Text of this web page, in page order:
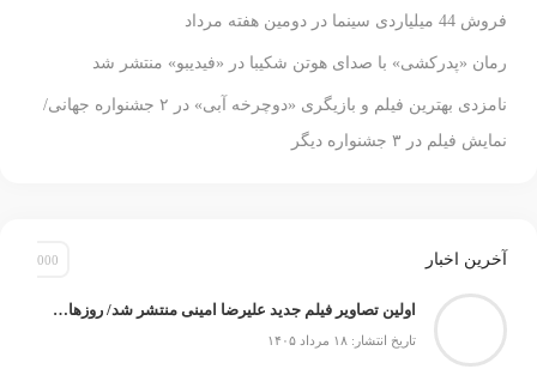
فروش 44 میلیاردی سینما در دومین هفته مرداد
رمان «پدرکشی» با صدای هوتن شکیبا در «فیدیبو» منتشر شد
نامزدی بهترین فیلم و بازیگری «دوچرخه آبی» در ۲ جشنواره جهانی/
نمایش فیلم در ۳ جشنواره دیگر
آخرین اخبار
اولین تصاویر فیلم جدید علیرضا امینی منتشر شد/ روزهای پایانی مراحل فنی «سمفونی باران»
تاریخ انتشار: ۱۸ مرداد ۱۴۰۵